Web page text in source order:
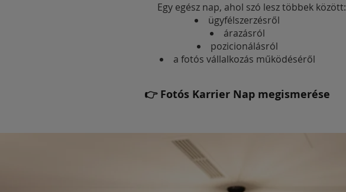
Egy egész nap, ahol szó lesz többek között:
ügyfélszerzésről
árazásról
pozicionálásról
a fotós vállalkozás működéséről
👉 Fotós Karrier Nap megismerése